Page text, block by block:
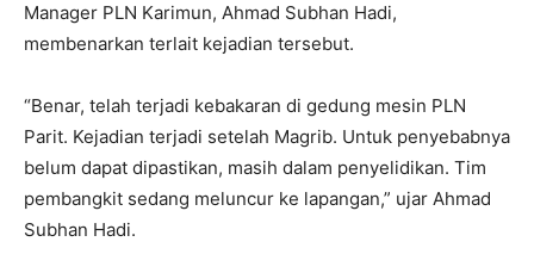
Manager PLN Karimun, Ahmad Subhan Hadi,
membenarkan terlait kejadian tersebut.
“Benar, telah terjadi kebakaran di gedung mesin PLN
Parit. Kejadian terjadi setelah Magrib. Untuk penyebabnya
belum dapat dipastikan, masih dalam penyelidikan. Tim
pembangkit sedang meluncur ke lapangan,” ujar Ahmad
Subhan Hadi.